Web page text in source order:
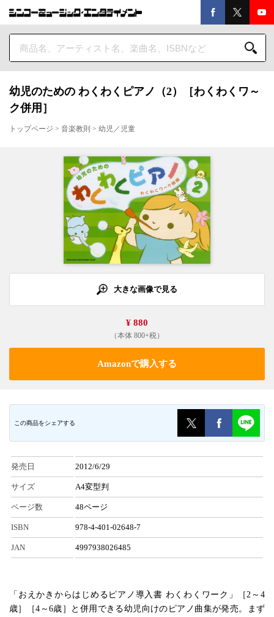
幼児のための わくわくピアノ（2）［わくわくワ～
ク併用］
トップページ > 音楽教則 > 幼児／児童
大きな画像で見る
¥ 880
（本体 800+税）
Amazonで購入する
この商品をシェアする
発売日 2012/6/29
サイズ A4変型判
ページ数 48ページ
ISBN 978-4-401-02648-7
JAN 4997938026485
「おえかきからはじめるピアノ導入書 わくわくワーク」［2～4
歳］［4～6歳］と併用できる幼児向けのピアノ曲集が発売。まず